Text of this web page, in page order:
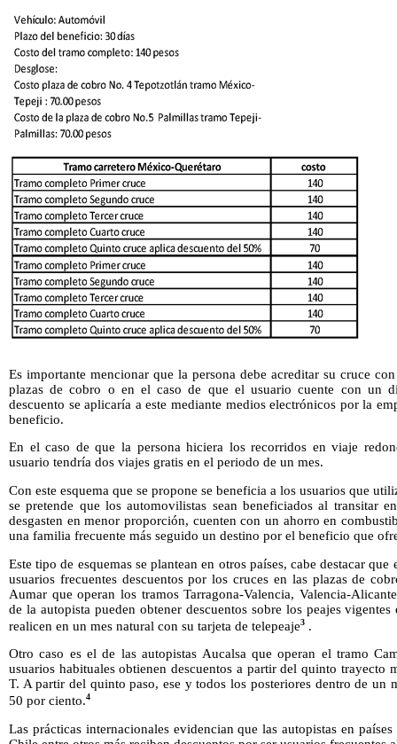
Es importante mencionar que la persona debe acreditar su cruce
plazas de cobro o en el caso de que el usuario cuente con un
descuento se aplicaría a este mediante medios electrónicos por la
beneficio.
En el caso de que la persona hiciera los recorridos en viaje
usuario tendría dos viajes gratis en el periodo de un mes.
Con este esquema que se propone se beneficia a los usuarios que
se pretende que los automovilistas sean beneficiados al transitar
desgasten en menor proporción, cuenten con un ahorro en
una familia frecuente más seguido un destino por el beneficio que
Este tipo de esquemas se plantean en otros países, cabe destacar
usuarios frecuentes descuentos por los cruces en las plazas de
Aumar que operan los tramos Tarragona-Valencia, Valencia-
de la autopista pueden obtener descuentos sobre los peajes
realicen en un mes natural con su tarjeta de telepeaje3 .
Otro caso es el de las autopistas Aucalsa que operan el tramo
usuarios habituales obtienen descuentos a partir del quinto trayecto
T. A partir del quinto paso, ese y todos los posteriores dentro de un
50 por ciento.4
Las prácticas internacionales evidencian que las autopistas en